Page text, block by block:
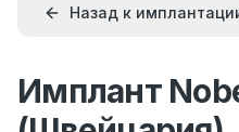
Назад к
Имплант